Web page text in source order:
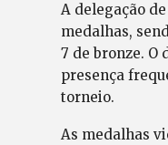
A delegação
medalhas,
7 de bronze. O
presença
torneio.
As medalhas